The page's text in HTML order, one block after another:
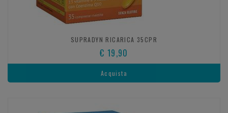
SUPRADYN RICARICA 35CPR
€ 19,90
Acquista